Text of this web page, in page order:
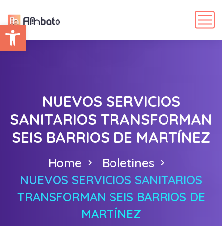
Abrir barra de herramientas
NUEVOS SERVICIOS
SANITARIOS TRANSFORMAN
SEIS BARRIOS DE MARTÍNEZ
Home
Boletines
NUEVOS SERVICIOS SANITARIOS
TRANSFORMAN SEIS BARRIOS DE
MARTÍNEZ